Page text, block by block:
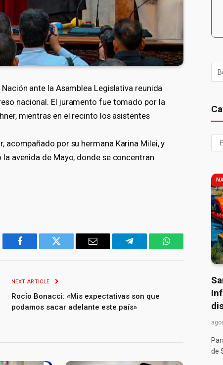
ante la Asamblea Legislativa reunida
nacional. El juramento fue tomado por la
mientras en el recinto los asistentes
por su hermana Karina Milei, y
avenida de Mayo, donde se concentran
Facebook Twitter Email Telegram WhatsApp
NEXT ARTICLE
Rocío Bonacci: «Mis expectativas son que
podamos sacar adelante este país»
de